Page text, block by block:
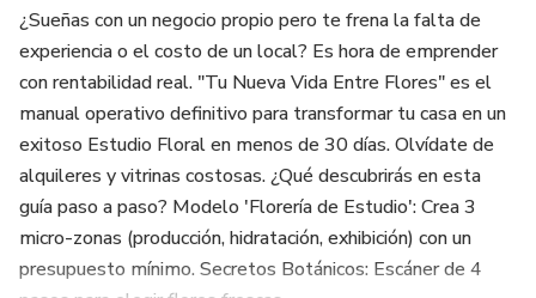
¿Sueñas con un negocio propio pero te frena la falta de
experiencia o el costo de un local? Es hora de emprender
con rentabilidad real. "Tu Nueva Vida Entre Flores" es el
manual operativo definitivo para transformar tu casa en un
exitoso Estudio Floral en menos de 30 días. Olvídate de
alquileres y vitrinas costosas. ¿Qué descubrirás en esta
guía paso a paso? Modelo 'Florería de Estudio': Crea 3
micro-zonas (producción, hidratación, exhibición) con un
presupuesto mínimo. Secretos Botánicos: Escáner de 4